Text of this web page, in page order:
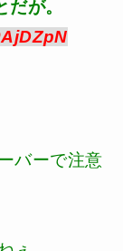
が。
バーで注意